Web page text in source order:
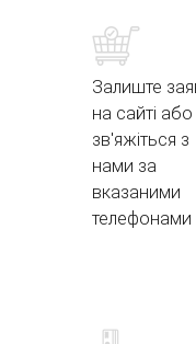
Залиште
на сайті або
зв'яжіться з
нами за
вказаними
телефонами